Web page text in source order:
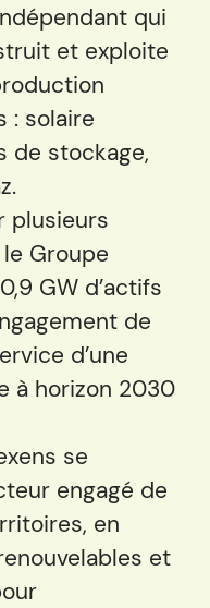
qui
et exploite
: solaire
de stockage,
plusieurs
Groupe
GW d’actifs
de
d’une
à horizon 2030
se
engagé de
en
et